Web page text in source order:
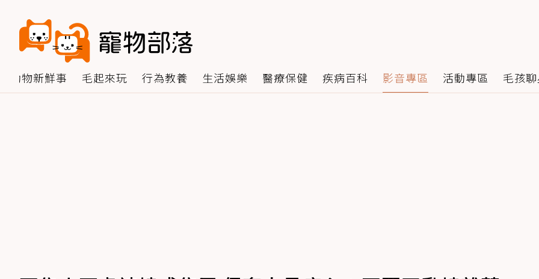
動物新鮮事 毛起來玩 行為教養 生活娛樂 醫療保健 疾病百科 影音專區 活動專區 毛孩